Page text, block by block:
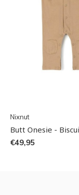
Nixnut
Butt Onesie -
€49,95